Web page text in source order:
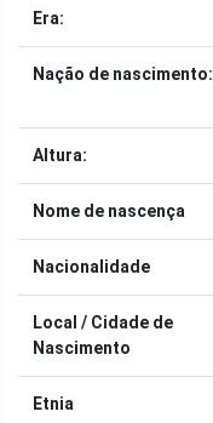
Era:
Nação de nascimento:
Altura:
Nome de nascença
Nacionalidade
Local / Cidade de
Nascimento
Etnia